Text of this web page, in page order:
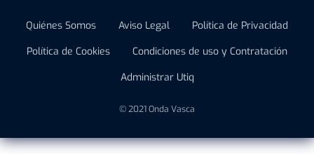
Quiénes Somos Aviso Legal
Política de Privacidad
Política de Cookies
Condiciones de uso y Contratación
Administrar Utiq
© 2021 Onda Vasca